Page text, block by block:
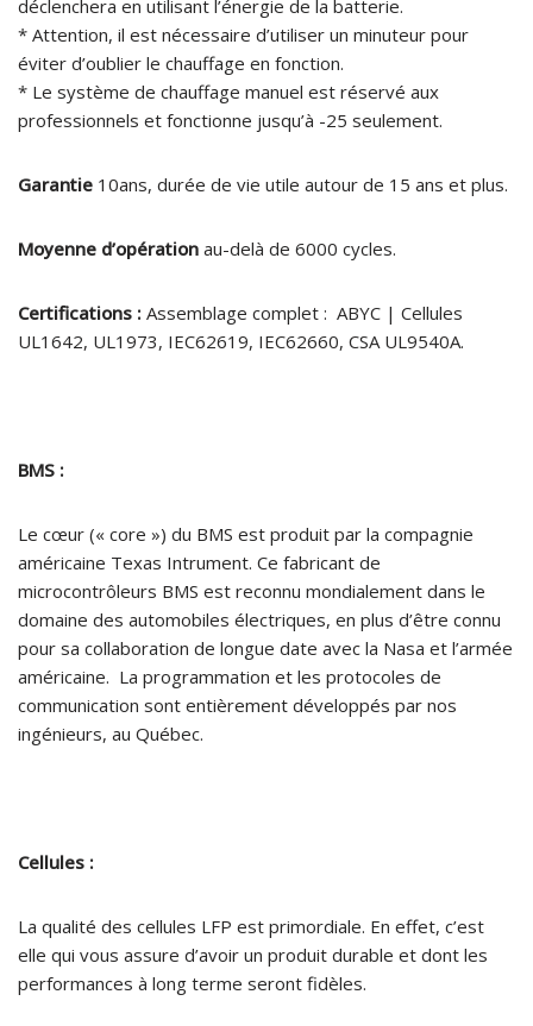
déclenchera en utilisant l’énergie de la batterie.
* Attention, il est nécessaire d’utiliser un minuteur pour
éviter d’oublier le chauffage en fonction.
* Le système de chauffage manuel est réservé aux
professionnels et fonctionne jusqu’à -25 seulement.
Garantie 10ans, durée de vie utile autour de 15 ans et plus.
Moyenne d’opération au-delà de 6000 cycles.
Certifications : Assemblage complet : ABYC | Cellules
UL1642, UL1973, IEC62619, IEC62660, CSA UL9540A.
BMS :
Le cœur (« core ») du BMS est produit par la compagnie
américaine Texas Intrument. Ce fabricant de
microcontrôleurs BMS est reconnu mondialement dans le
domaine des automobiles électriques, en plus d’être connu
pour sa collaboration de longue date avec la Nasa et l’armée
américaine. La programmation et les protocoles de
communication sont entièrement développés par nos
ingénieurs, au Québec.
Cellules :
La qualité des cellules LFP est primordiale. En effet, c’est
elle qui vous assure d’avoir un produit durable et dont les
performances à long terme seront fidèles.